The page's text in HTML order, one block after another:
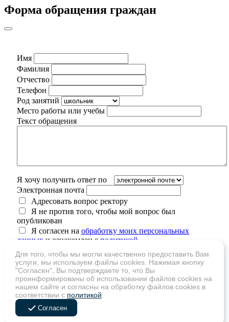
Форма обращения граждан
Имя
Фамилия
Отчество
Телефон
Род занятий
Место работы или учебы
Текст обращения
Я хочу получить ответ по
Электронная почта
Адресовать вопрос ректору
Я не против того, чтобы мой вопрос был
опубликован
Я согласен на обработку моих персональных
данных и ознакомлен с политикой
Сколько будет 2 + 11
Для того, чтобы мы могли качественно предоставить Вам
услуги, мы используем файлы cookies. Нажимая кнопку
"Согласен", Вы подтверждаете то, что Вы
проинформированы об использовании файлов cookies на
нашем сайте и согласны на обработку файлов cookies в
соответствии с политикой
Согласен